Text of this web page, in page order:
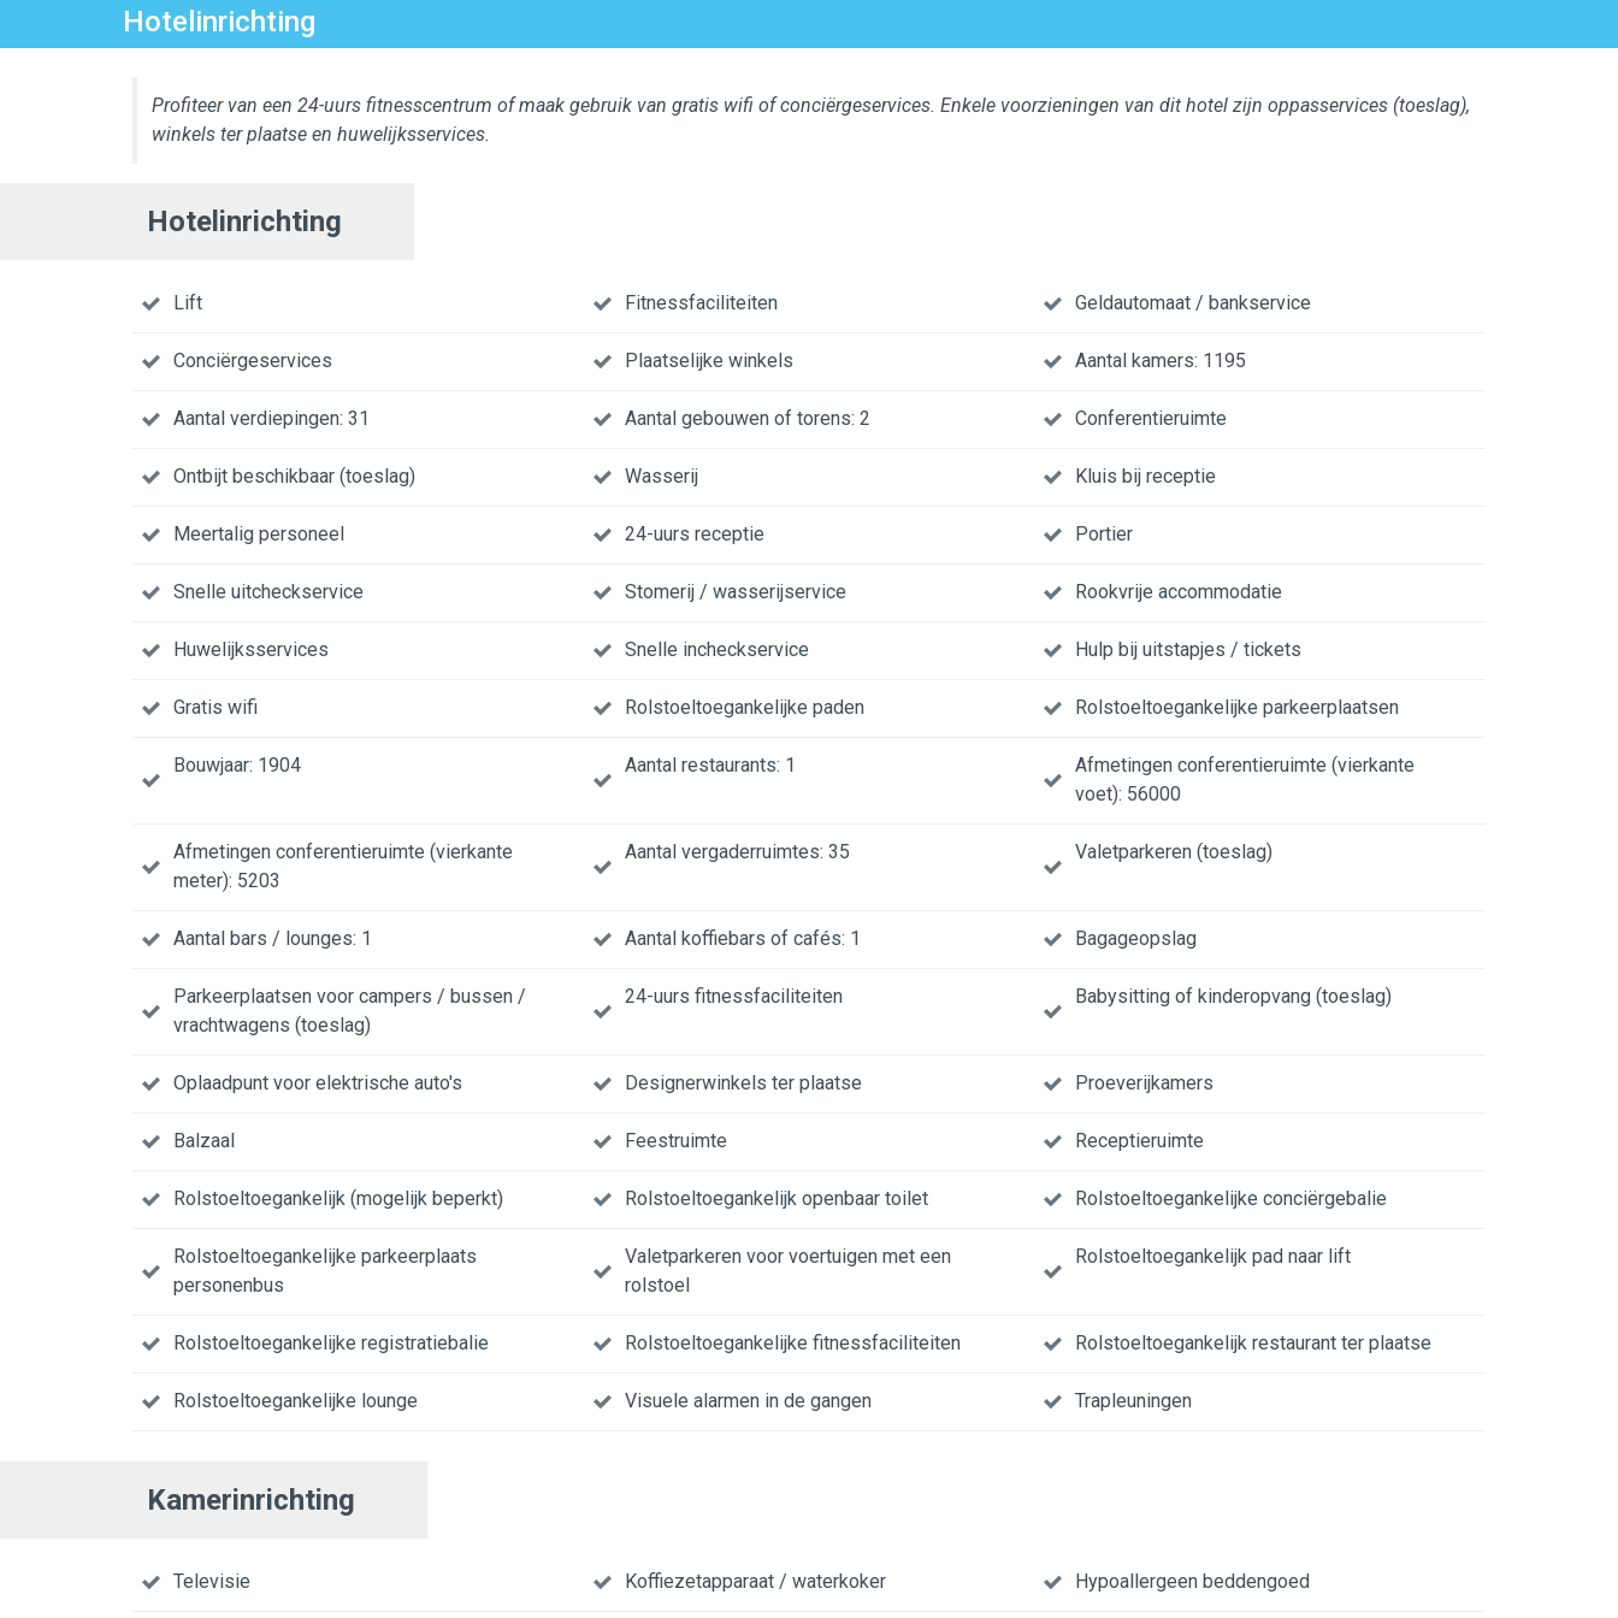
Hotelinrichting
Profiteer van een 24-uurs fitnesscentrum of maak gebruik van gratis wifi of conciërgeservices. Enkele voorzieningen van dit hotel zijn oppasservices (toeslag),
winkels ter plaatse en huwelijksservices.
Hotelinrichting
Lift Fitnessfaciliteiten Geldautomaat / bankservice
Conciërgeservices Plaatselijke winkels Aantal kamers: 1195
Aantal verdiepingen: 31 Aantal gebouwen of torens: 2 Conferentieruimte
Ontbijt beschikbaar (toeslag) Wasserij Kluis bij receptie
Meertalig personeel 24-uurs receptie Portier
Snelle uitcheckservice Stomerij / wasserijservice Rookvrije accommodatie
Huwelijksservices Snelle incheckservice Hulp bij uitstapjes / tickets
Gratis wifi Rolstoeltoegankelijke paden Rolstoeltoegankelijke parkeerplaatsen
Bouwjaar: 1904 Aantal restaurants: 1
Afmetingen conferentieruimte (vierkante
voet): 56000
Afmetingen conferentieruimte (vierkante
meter): 5203
Aantal vergaderruimtes: 35 Valetparkeren (toeslag)
Aantal bars / lounges: 1 Aantal koffiebars of cafés: 1 Bagageopslag
Parkeerplaatsen voor campers / bussen /
vrachtwagens (toeslag)
24-uurs fitnessfaciliteiten Babysitting of kinderopvang (toeslag)
Oplaadpunt voor elektrische auto's Designerwinkels ter plaatse Proeverijkamers
Balzaal Feestruimte Receptieruimte
Rolstoeltoegankelijk (mogelijk beperkt) Rolstoeltoegankelijk openbaar toilet Rolstoeltoegankelijke conciërgebalie
Rolstoeltoegankelijke parkeerplaats
personenbus
Valetparkeren voor voertuigen met een
rolstoel
Rolstoeltoegankelijk pad naar lift
Rolstoeltoegankelijke registratiebalie Rolstoeltoegankelijke fitnessfaciliteiten Rolstoeltoegankelijk restaurant ter plaatse
Rolstoeltoegankelijke lounge Visuele alarmen in de gangen Trapleuningen
Kamerinrichting
Televisie Koffiezetapparaat / waterkoker Hypoallergeen beddengoed